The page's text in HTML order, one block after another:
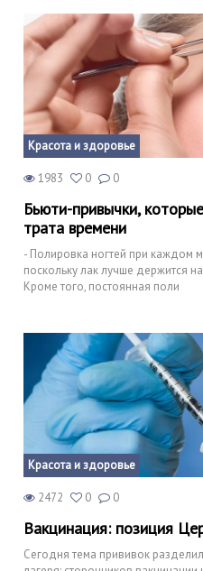
Красота и здоровье
1983 0 0
Бьюти-привычки,
трата времени
- Полировка ногтей при каждом
поскольку лак лучше держится
Кроме того, постоянная поли
Красота и здоровье
2472 0 0
Вакцинация: позиция
Сегодня тема прививок